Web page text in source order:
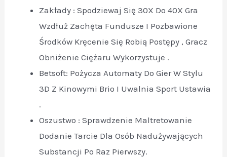
Zakłady : Spodziewaj Się 30X Do 40X Gra
Wzdłuż Zachęta Fundusze I Pozbawione
Środków Kręcenie Się Robią Postępy , Gracz
Obniżenie Ciężaru Wykorzystuje .
Betsoft: Pożycza Automaty Do Gier W Stylu
3D Z Kinowymi Brio I Uwalnia Sport Ustawia
.
Oszustwo : Sprawdzenie Maltretowanie
Dodanie Tarcie Dla Osób Nadużywających
Substancji Po Raz Pierwszy.